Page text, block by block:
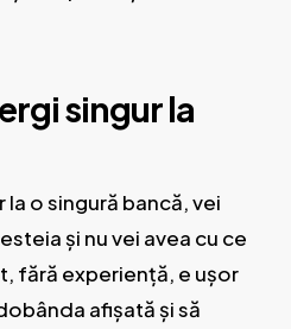
singur la
o singură bancă, vei
și nu vei avea cu ce
fără experiență, e ușor
afișată și să